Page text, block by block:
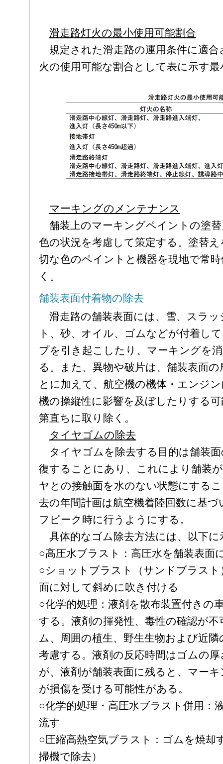
滑走路灯火の最小使用可能割合
規定された滑走路の運用条件に適合
火の使用可能な割合として表に示す
マーキングのメンテナンス
舗装上のマーキングペイントの塗
色の状況を考慮して策定する。塗替
切な色のペイントと機器を現地で常
く。
舗装表面付着物の除去
滑走路の舗装表面には、雪、スラッ
ト、砂、オイル、ゴムなどが付着し
プを引き起こしたり、マーキングを
る。また、異物や破片は、舗装表面
とに加えて、航空機の機体・エンジ
機の操縦性に影響を及ぼしたりする
第直ちに取り除く。
タイヤゴムの除去
タイヤゴムを除去する目的は舗装
復することにあり、これにより舗装
ヤとの接触面を水のない状態にする
去の年間計画は航空機着陸回数に基
フピーク時に行うようにする。
具体的なゴム除去方法には、以下
○高圧水ブラスト：高圧水を舗装表面
○ショットブラスト（サンドブラスト
面に対して斜めに吹き付ける
○化学的処理：液剤を散布装置付きの
する。液剤の揮発性、毒性の確認が
ム、周囲の植生、野生生物および近
考慮する。液剤の反応時間はゴムの
が、液剤が舗装表面に残ると、マー
が損傷を受ける可能性がある。
○化学的処理・高圧水ブラスト併用：
流す
○圧縮高熱空気ブラスト：ゴムを焼却
掃機で除去）